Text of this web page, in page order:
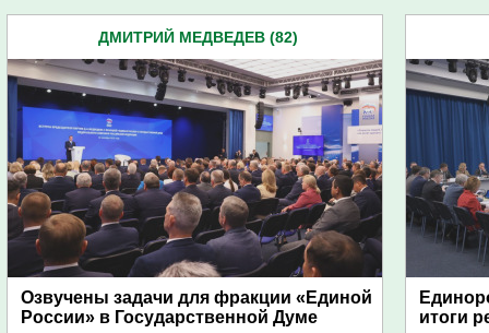
ДМИТРИЙ МЕДВЕДЕВ (82)
Озвучены задачи для фракции «Единой
России» в Государственной Думе
итоги